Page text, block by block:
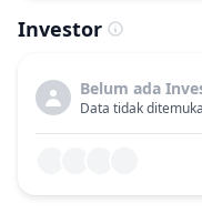
Investor
Belum ada
Data tidak